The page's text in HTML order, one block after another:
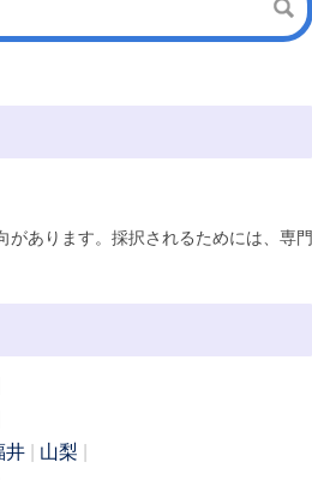
あります。採択されるためには、専門
井
山梨